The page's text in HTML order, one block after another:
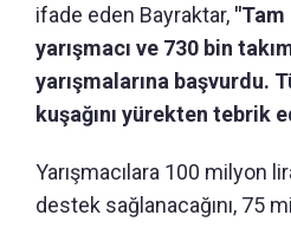
ifade eden Bayraktar, "Tam
yarışmacı ve 730 bin
yarışmalarına başvurdu.
kuşağını yürekten tebrik
Yarışmacılara 100 milyon
destek sağlanacağını, 75